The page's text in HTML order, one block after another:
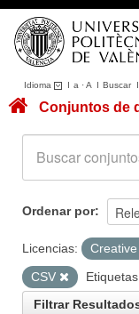
Idioma I a ·A I BuscarI
Conjuntos de datos
Acerca de
Portal de Transparencia
Conjuntos de
Ordenar por
Licencias:
CSV
Filtrar